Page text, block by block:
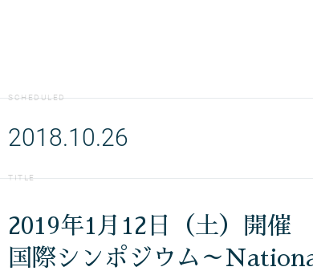
SCHEDULED
2018.10.26
TITLE
2019年1月12日（土）開催
国際シンポジウム～